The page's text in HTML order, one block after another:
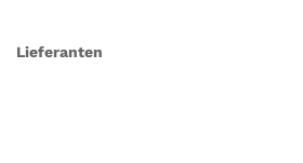
Lieferanten